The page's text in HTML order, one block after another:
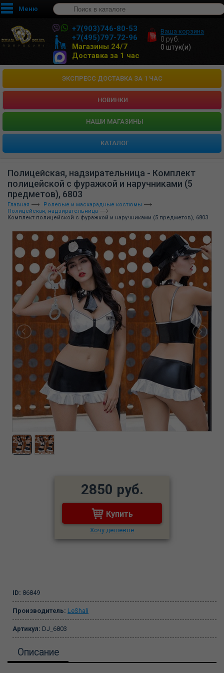
Меню
+7(903)746-80-53
+7(495)797-72-96
Магазины 24/7
Доставка за 1 час
Ваша корзина
0 руб.
0 штук(и)
ЭКСПРЕСС ДОСТАВКА ЗА 1 ЧАС
НОВИНКИ
HАШИ МАГАЗИНЫ
КАТАЛОГ
Полицейская, надзирательница - Комплект
полицейской с фуражкой и наручниками (5
предметов), 6803
Главная
Ролевые и маскарадные костюмы
Полицейская, надзирательница
Комплект полицейской с фуражкой и наручниками (5 предметов), 6803
2850 руб.
Купить
Хочу дешевле
ID: 86849
Производитель: LeShali
Артикул: DJ_6803
Описание